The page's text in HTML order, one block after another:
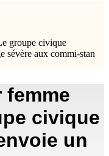
groupe civique
sévère aux commi-stan
civique
un